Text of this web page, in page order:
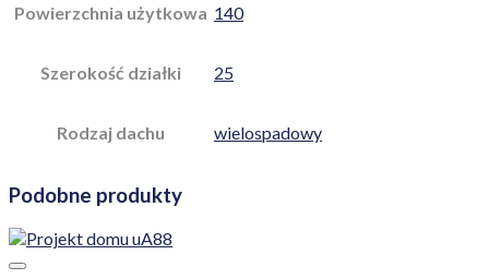
Powierzchnia użytkowa 140
Szerokość działki 25
Rodzaj dachu wielospadowy
Podobne produkty